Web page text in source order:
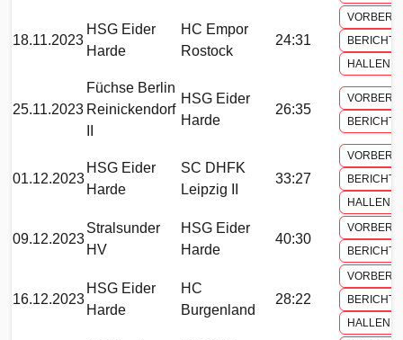
18.11.2023
HSG Eider
Harde
HC Empor
Rostock
24:31
BERICHT
25.11.2023
Füchse Berlin
Reinickendorf
HSG Eider
Harde
26:35
BERICHT
01.12.2023
HSG Eider
Harde
SC DHFK
Leipzig II
33:27
BERICHT
09.12.2023
Stralsunder
HV
HSG Eider
Harde
40:30
BERICHT
16.12.2023
HSG Eider
Harde
HC
Burgenland
28:22
BERICHT